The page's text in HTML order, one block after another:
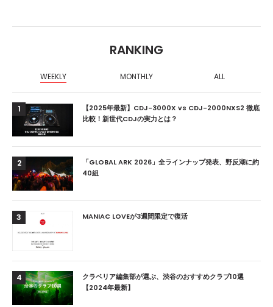
RANKING
WEEKLY MONTHLY ALL
1
【2025年最新】CDJ-3000X vs CDJ-2000NXS2 徹底
比較！新世代CDJの実力とは？
2
「GLOBAL ARK 2026」全ラインナップ発表、野反湖に約
40組
3 MANIAC LOVEが3週間限定で復活
4
クラベリア編集部が選ぶ、渋谷のおすすめクラブ10選
【2024年最新】